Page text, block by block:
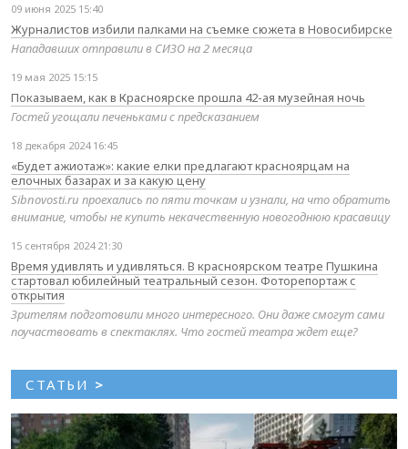
09 июня 2025 15:40
Журналистов избили палками на съемке сюжета в Новосибирске
Нападавших отправили в СИЗО на 2 месяца
19 мая 2025 15:15
Показываем, как в Красноярске прошла 42-ая музейная ночь
Гостей угощали печеньками с предсказанием
18 декабря 2024 16:45
«Будет ажиотаж»: какие елки предлагают красноярцам на
елочных базарах и за какую цену
Sibnovosti.ru проехались по пяти точкам и узнали, на что обратить
внимание, чтобы не купить некачественную новогоднюю красавицу
15 сентября 2024 21:30
Время удивлять и удивляться. В красноярском театре Пушкина
стартовал юбилейный театральный сезон. Фоторепортаж с
открытия
Зрителям подготовили много интересного. Они даже смогут сами
поучаствовать в спектаклях. Что гостей театра ждет еще?
СТАТЬИ >